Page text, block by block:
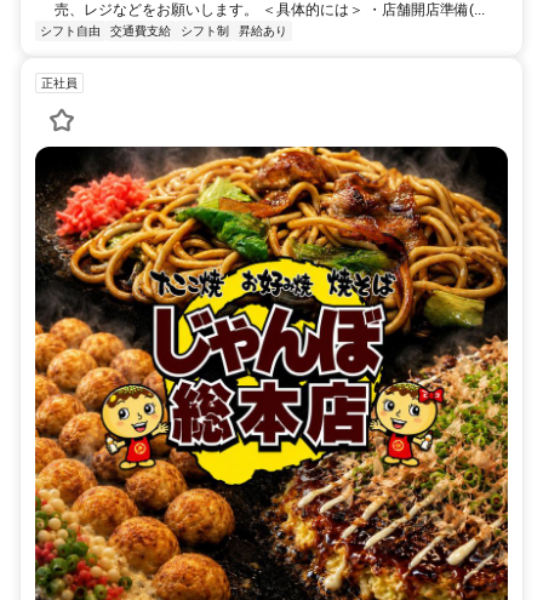
売、レジなどをお願いします。 ＜具体的には＞ ・店舗開店準備(...
シフト自由 交通費支給 シフト制 昇給あり
正社員